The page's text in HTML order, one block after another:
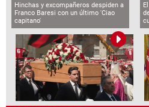
Hinchas y excompañeros despiden a
Franco Baresi con un último 'Ciao
capitano'